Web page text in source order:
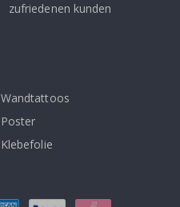
zufriedenen kunden
Wandtattoos
Poster
Klebefolie